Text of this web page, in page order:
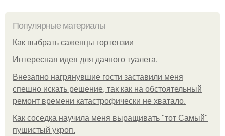
Популярные материалы
Как выбрать саженцы гортензии
Интересная идея для дачного туалета.
Внезапно нагрянувшие гости заставили меня
спешно искать решение, так как на обстоятельный
ремонт времени катастрофически не хватало.
Как соседка научила меня выращивать "тот Самый"
пушистый укроп.